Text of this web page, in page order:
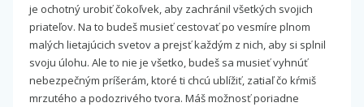
je ochotný urobiť čokoľvek, aby zachránil všetkých svojich
priateľov. Na to budeš musieť cestovať po vesmíre plnom
malých lietajúcich svetov a prejsť každým z nich, aby si splnil
svoju úlohu. Ale to nie je všetko, budeš sa musieť vyhnúť
nebezpečným príšerám, ktoré ti chcú ublížiť, zatiaľ čo kŕmiš
mrzutého a podozrivého tvora. Máš možnosť poriadne